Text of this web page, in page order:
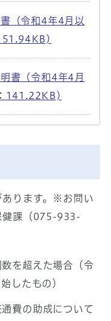
（令和4年4月以
書（令和4年4月
141.22KB)
あります。※お問い
健課（075-933-
を超えた場合（令
したもの）
費の助成について